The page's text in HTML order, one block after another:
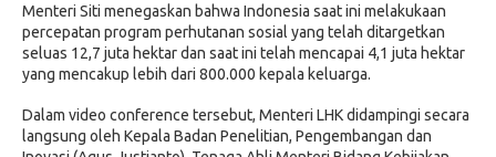
Menteri Siti menegaskan bahwa Indonesia saat ini melakukaan
percepatan program perhutanan sosial yang telah ditargetkan
seluas 12,7 juta hektar dan saat ini telah mencapai 4,1 juta hektar
yang mencakup lebih dari 800.000 kepala keluarga.
Dalam video conference tersebut, Menteri LHK didampingi secara
langsung oleh Kepala Badan Penelitian, Pengembangan dan